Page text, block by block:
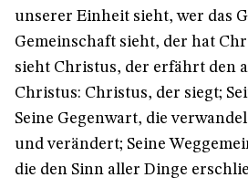
unserer Einheit sieht, wer das
Gemeinschaft sieht, der hat
sieht Christus, der erfährt den
Christus: Christus, der siegt;
Seine Gegenwart, die
und verändert; Seine
die den Sinn aller Dinge